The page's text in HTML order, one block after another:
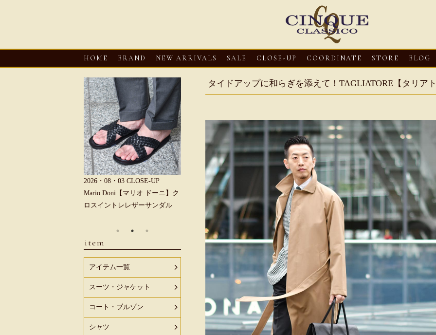
HOME BRAND NEW ARRIVALS SALE CLOSE-UP COORDINATE STORE BLOG
タイドアップに和らぎを添えて！TAGLIATORE【タリア
2026・08・03 CLOSE-UP
Mario Doni【マリオ ドーニ】ク
ロスイントレレザーサンダル
2026・08・03 CLOSE-UP
Mario Doni【マリオ ドーニ】オ
ープントゥミュール レザーサン
2026・08・03
CLOSE-UP
HEREU【へリュー】フィッシ
ャーマンサンダル
2026・08・03
Mario Doni【マリ
ロスイントレレザ
item
アイテム一覧
スーツ・ジャケット
コート・ブルゾン
シャツ